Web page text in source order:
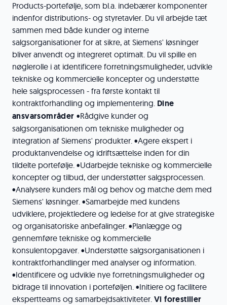
Products-portefølje, som bl.a. indebærer komponenter
indenfor distributions- og styretavler. Du vil arbejde tæt
sammen med både kunder og interne
salgsorganisationer for at sikre, at Siemens' løsninger
bliver anvendt og integreret optimalt. Du vil spille en
nøglerolle i at identificere forretningsmuligheder, udvikle
tekniske og kommercielle koncepter og understøtte
hele salgsprocessen - fra første kontakt til
kontraktforhandling og implementering. Dine
ansvarsområder •Rådgive kunder og
salgsorganisationen om tekniske muligheder og
integration af Siemens' produkter. •Agere ekspert i
produktanvendelse og idriftsættelse inden for din
tildelte portefølje. •Udarbejde tekniske og kommercielle
koncepter og tilbud, der understøtter salgsprocessen.
•Analysere kunders mål og behov og matche dem med
Siemens' løsninger. •Samarbejde med kundens
udviklere, projektledere og ledelse for at give strategiske
og organisatoriske anbefalinger. •Planlægge og
gennemføre tekniske og kommercielle
konsulentopgaver. •Understøtte salgsorganisationen i
kontraktforhandlinger med analyser og information.
•Identificere og udvikle nye forretningsmuligheder og
bidrage til innovation i porteføljen. •Initiere og facilitere
ekspertteams og samarbejdsaktiviteter. Vi forestiller